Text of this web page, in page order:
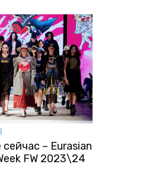
– Eurasian
FW 2023\24